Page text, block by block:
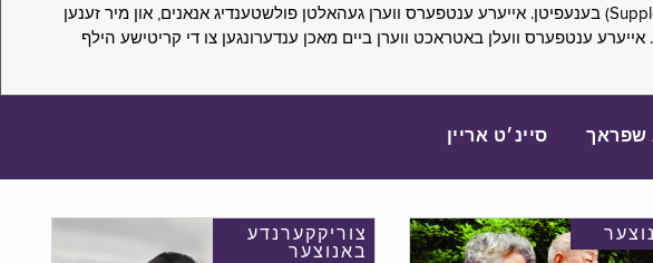
SNAP), פובליק הילף (Public Assistance, PA) און סאָפּלעמענטעל סעקיוריטי אינקאָם (Supplemental Security Income, SSI) בענעפיטן. אייערע ענטפערס ווערן געהאלטן פולשטענדיג אנאנים, און מיר זענען
אייערע ענטפערס וועלן באטראכט ווערן ביים מאכן ענדערונגען צו די קריטישע הילף
שפראך סיינ׳ט אריין
צוריקקערנדע
באנוצער